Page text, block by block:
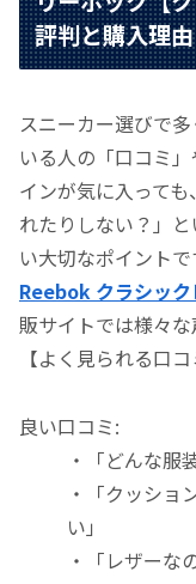
評判と購入理由
スニーカー選びで
いる人の「口コミ
インが気に入って
れたりしない？」
い大切なポイントで
Reebok クラシック
販サイトでは様々な
【よく見られる口コ
良い口コミ:
・「どんな服
・「クッショ
い」
・「レザーな